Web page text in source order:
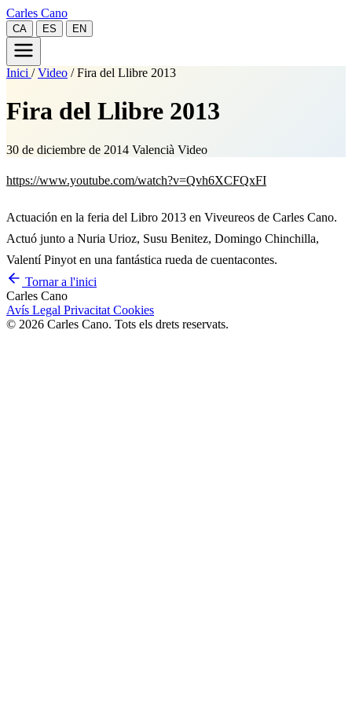
Carles Cano
CA ES EN
Inici / Video / Fira del Llibre 2013
Fira del Llibre 2013
30 de diciembre de 2014 Valencià Video
https://www.youtube.com/watch?v=Qvh6XCFQxFI
Actuación en la feria del Libro 2013 en Viveureos de Carles Cano.
Actuó junto a Nuria Urioz, Susu Benitez, Domingo Chinchilla,
Valentí Pinyot en una fantástica rueda de cuentacontes.
Tornar a l'inici
Carles Cano
Avís Legal Privacitat Cookies
© 2026 Carles Cano. Tots els drets reservats.